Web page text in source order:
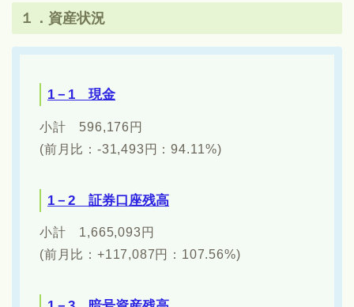
１．資産状況
1－1 現金
小計 596,176円
(前月比：-31,493円：94.11%)
1－2 証券口座残高
小計 1,665,093円
(前月比：+117,087円：107.56%)